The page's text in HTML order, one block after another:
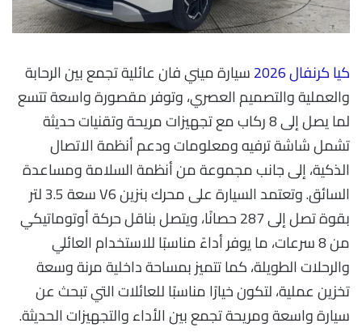
كيا كرنفال 2026
سيارة ميني فان عائلية تجمع بين الرحابة
والعملية والتصميم العصري، وتوفر مقصورة واسعة تتسع
لما يصل إلى 8 ركاب مع تجهيزات مريحة وتقنيات حديثة
تشمل شاشة ترفيه ومعلومات ودعم أنظمة الاتصال
الذكية، إلى جانب مجموعة من أنظمة السلامة ومساعدة
السائق. وتعتمد السيارة على محرك بنزين V6 سعة 3.5 لتر
بقوة تصل إلى 287 حصانًا، ويتصل بناقل حركة أوتوماتيكي
من 8 سرعات، ما يوفر أداءً مناسبًا للاستخدام العائلي
والرحلات الطويلة، كما تتميز بمساحة داخلية مرنة وسعة
تخزين عملية، لتكون خيارًا مناسبًا للعائلات التي تبحث عن
سيارة واسعة ومريحة تجمع بين الأداء والتجهيزات الحديثة.